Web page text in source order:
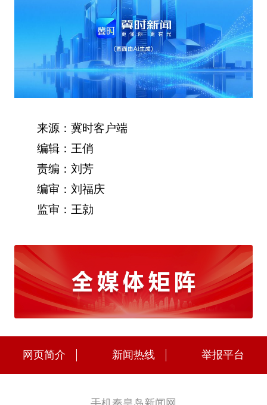
来源：冀时客户端
编辑：王俏
责编：刘芳
编审：刘福庆
监审：王勍
网页简介 新闻热线 举报平台